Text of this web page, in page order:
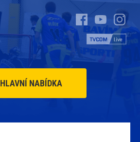
HLAVNÍ NABÍDKA